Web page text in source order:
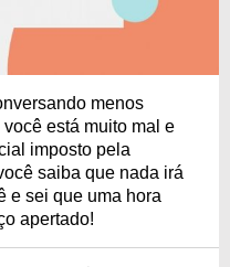
menos
está muito mal e
imposto pela
saiba que nada irá
e sei que uma hora
apertado!